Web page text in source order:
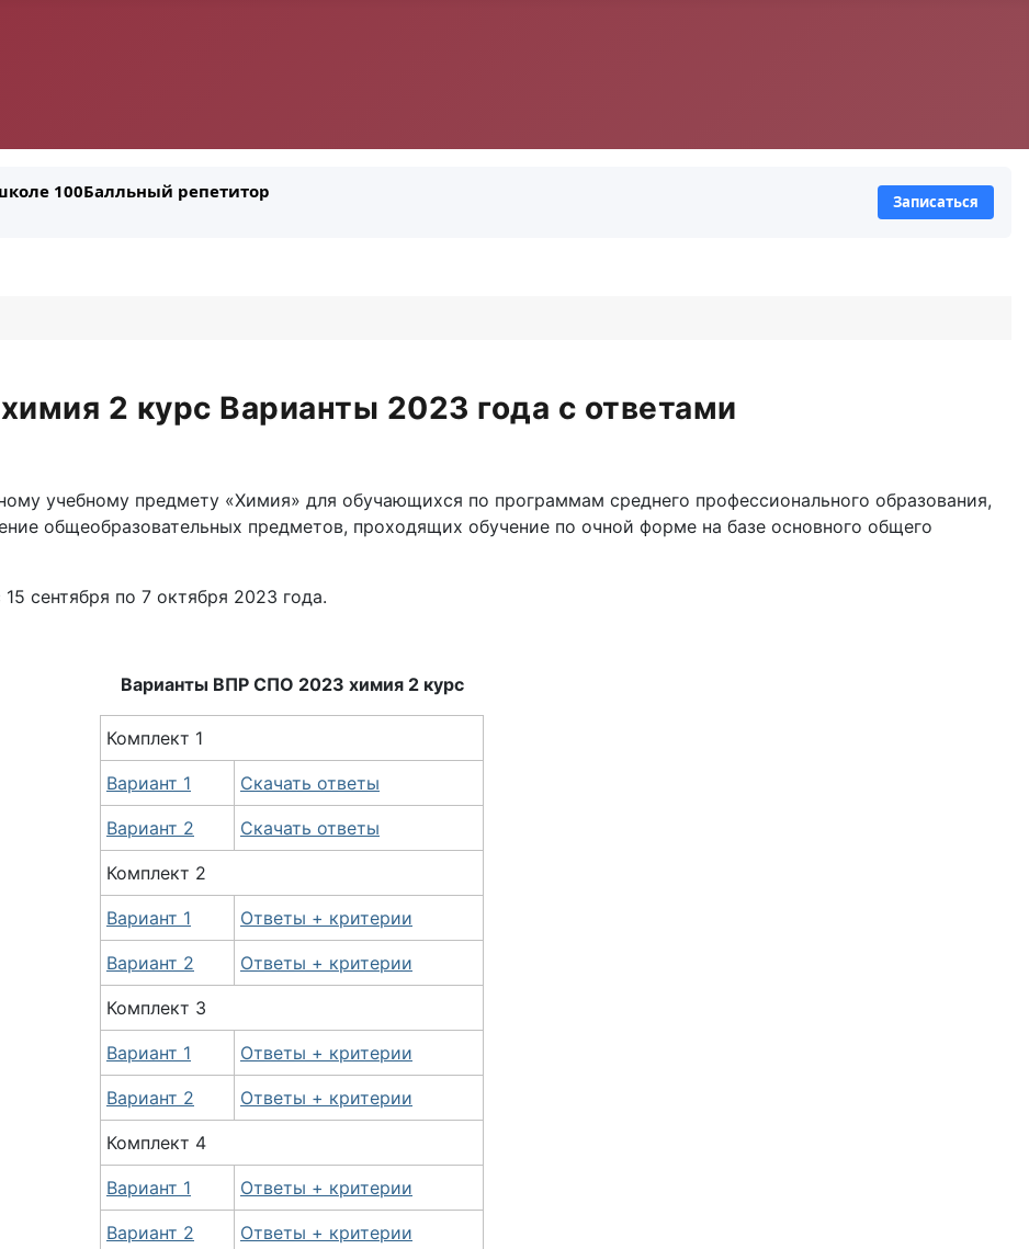
100Балльный репетитор Записаться
2 курс Варианты 2023 года с ответами
учебному предмету «Химия» для обучающихся по программам среднего профессионального образования,
общеобразовательных предметов, проходящих обучение по очной форме на базе основного общего
сентября по 7 октября 2023 года.
Варианты ВПР СПО 2023 химия 2 курс
Комплект 1
Вариант 1 Скачать ответы
Вариант 2 Скачать ответы
Комплект 2
Вариант 1 Ответы + критерии
Вариант 2 Ответы + критерии
Комплект 3
Вариант 1 Ответы + критерии
Вариант 2 Ответы + критерии
Комплект 4
Вариант 1 Ответы + критерии
Вариант 2 Ответы + критерии